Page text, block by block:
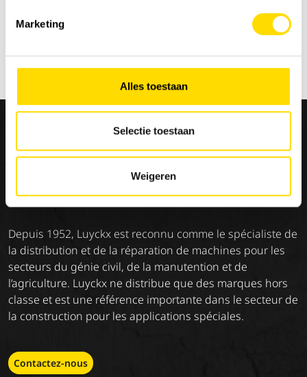
Marketing
Alles toestaan
Selectie toestaan
Weigeren
Nous sommes
Depuis 1952, Luyckx est reconnu comme le spécialiste de
la distribution et de la réparation de machines pour les
secteurs du génie civil, de la manutention et de
l’agriculture. Luyckx ne distribue que des marques hors
classe et est une référence importante dans le secteur de
la construction pour les applications spéciales.
Contactez-nous